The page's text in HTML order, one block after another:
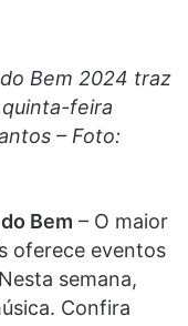
Bem 2024 traz
feira
– Foto:
Bem – O maior
oferece eventos
semana,
Confira